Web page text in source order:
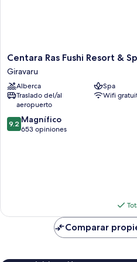
Centara
Ras
Fushi
Resort
&
Spa
Maldives
Giravaru
Centara Ras Fushi Resort &
Giravaru
Alberca
Spa
Traslado del/al
aeropuerto
Wifi
9.2
de
9.2 Magnífico
653 opiniones
Comparar